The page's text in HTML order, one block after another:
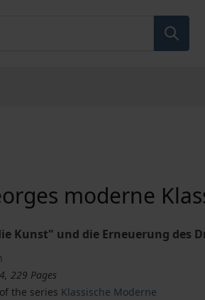
moderne
Kunst" und die Erneuerung des
229 Pages
the series Klassische Moderne